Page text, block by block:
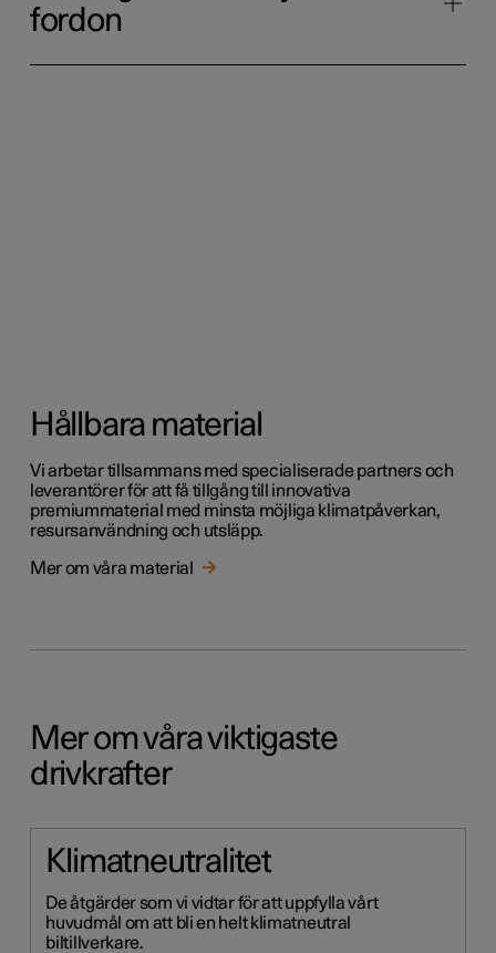
fordon
Hållbara material
Vi arbetar tillsammans med specialiserade partners och
leverantörer för att få tillgång till innovativa
premiummaterial med minsta möjliga klimatpåverkan,
resursanvändning och utsläpp.
Mer om våra material
Mer om våra viktigaste
drivkrafter
Klimatneutralitet
De åtgärder som vi vidtar för att uppfylla vårt
huvudmål om att bli en helt klimatneutral
biltillverkare.